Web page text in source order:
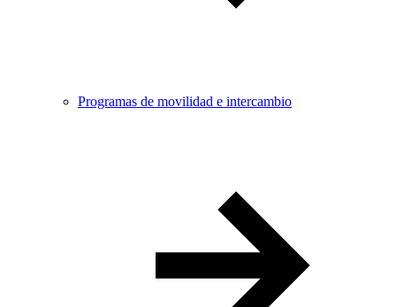
Programas de movilidad e intercambio